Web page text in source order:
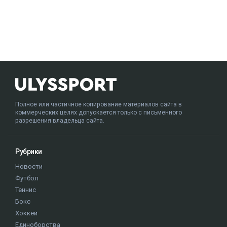
Полное или частичное копирование материалов сайта в
коммерческих целях допускается только с письменного
разрешения владельца сайта.
Рубрики
Новости
Футбол
Теннис
Бокс
Хоккей
Единоборства